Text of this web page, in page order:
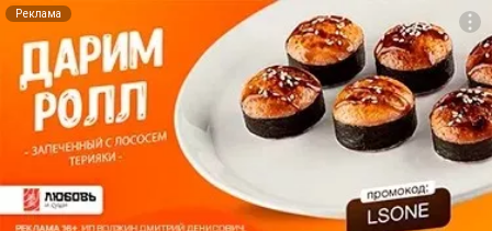
Реклама